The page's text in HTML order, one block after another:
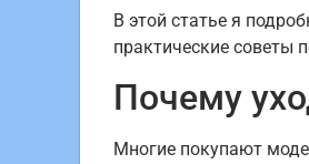
В этой статье я
практические советы
Почему
Многие покупают